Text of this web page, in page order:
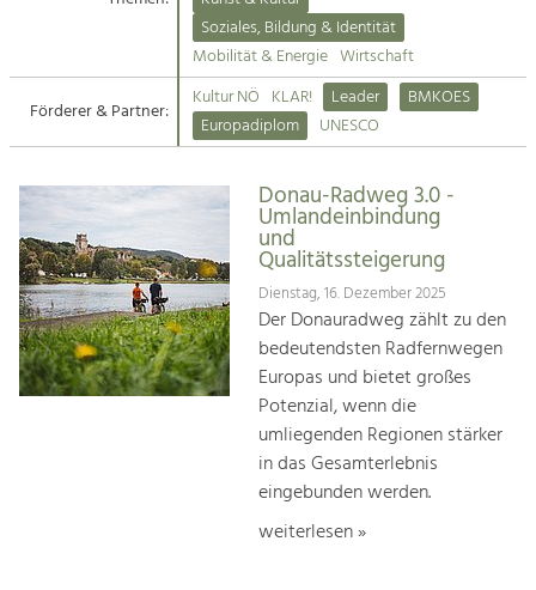
Suche
Impressum
Kontakt
Angebotsentwicklung und
Handwerk, Wissenschaft und Forschung.
Soziales, Bildung &
Identität
Gleichberechtigung, Jugend und
Integration
Mobilität & Energie
Klimawandel, öffentlicher Verkehr und
Steigerung regionaler Wertschöpfung
Soziales, Bildung & Identität
Mobilität & Energie Wirtschaft
Förderer & Partner:
Kultur NÖ KLAR! Leader
BMKOES
Europadiplom
UNESCO
Donau-Radweg 3.0 -
Umlandeinbindung
und
Qualitätssteigerung
Dienstag, 16. Dezember 2025
Der Donauradweg zählt zu den
bedeutendsten Radfernwegen
Europas und bietet großes
Potenzial, wenn die
umliegenden Regionen stärker
in das Gesamterlebnis
eingebunden werden.
weiterlesen »